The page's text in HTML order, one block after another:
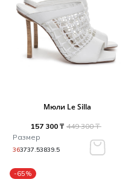
Мюли Le Silla
157 300 ₸ 449 300 ₸
Размер
363737.53839.5
-65%